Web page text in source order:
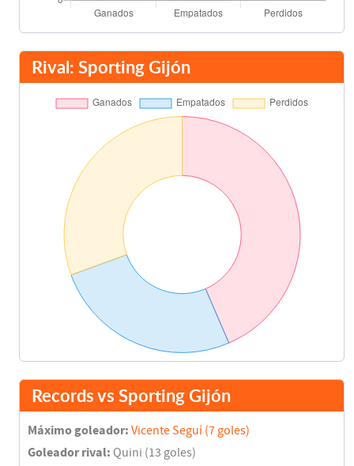
Rival: Sporting Gijón
Records vs Sporting Gijón
Máximo goleador: Vicente Seguí (7 goles)
Goleador rival: Quini (13 goles)